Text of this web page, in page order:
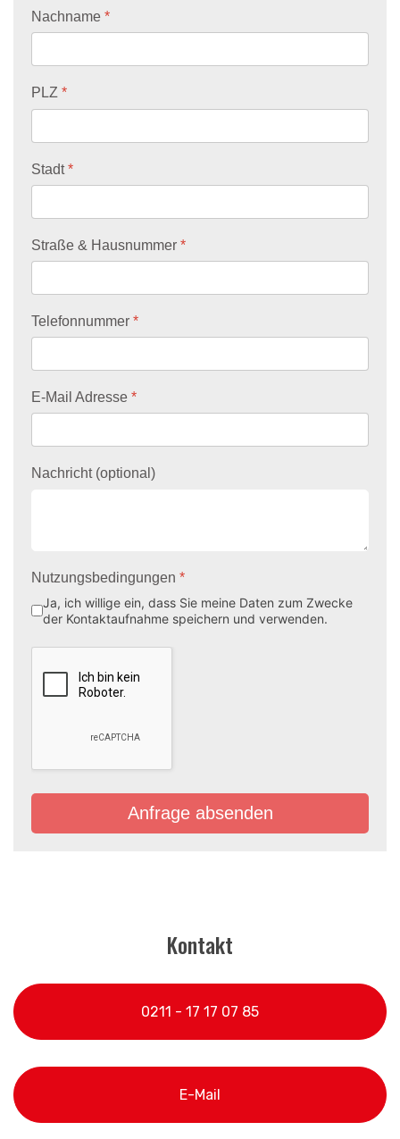
Nachname *
PLZ *
Stadt*
Straße & Hausnummer *
Telefonnummer *
E-Mail Adresse *
Nachricht (optional)
Nutzungsbedingungen *
Ja, ich willige ein, dass Sie meine Daten zum Zwecke
der Kontaktaufnahme speichern und verwenden.
Anfrage absenden
Kontakt
0211 - 17 17 07 85
E-Mail